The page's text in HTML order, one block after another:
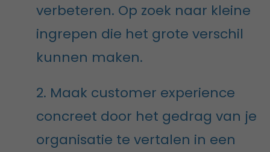
verbeteren. Op zoek naar kleine
ingrepen die het grote verschil
kunnen maken.
2. Maak customer experience
concreet door het gedrag van je
organisatie te vertalen in een